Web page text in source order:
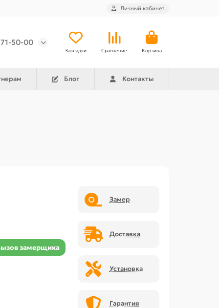
Личный кабинет
50-00
Закладки Сравнение Корзина
Блог Контакты
замерщика
Замер
Доставка
Установка
Гарантия